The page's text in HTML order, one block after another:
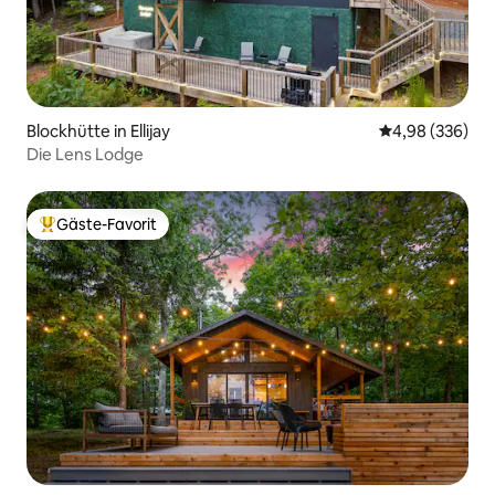
Blockhütte in Ellijay
4,98 (336)
Die Lens Lodge
Beliebter Gäste-Favorit.
Gäste-Favorit